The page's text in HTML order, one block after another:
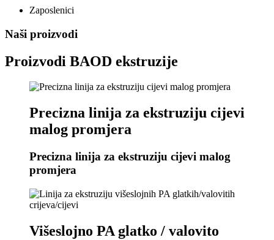
Zaposlenici
Naši proizvodi
Proizvodi BAOD ekstruzije
Precizna linija za ekstruziju cijevi
malog promjera
Precizna linija za ekstruziju cijevi malog
promjera
Višeslojno PA glatko / valovito